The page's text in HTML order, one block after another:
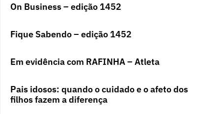
On Business – edição 1452
Fique Sabendo – edição 1452
Em evidência com RAFINHA – Atleta
Pais idosos: quando o cuidado e o afeto dos
filhos fazem a diferença